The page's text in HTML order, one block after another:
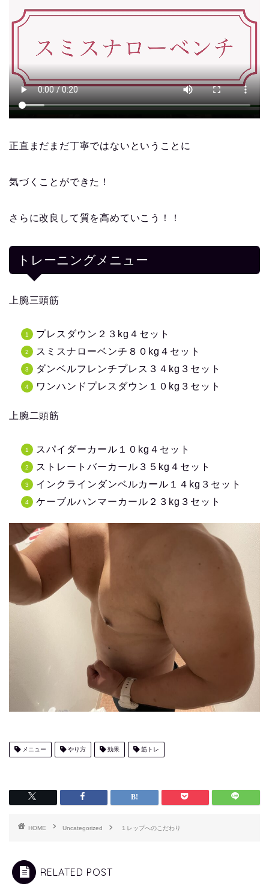
正直まだまだ丁寧ではないということに
気づくことができた！
さらに改良して質を高めていこう！！
トレーニングメニュー
上腕三頭筋
プレスダウン２３kg４セット
スミスナローベンチ８０kg４セット
ダンベルフレンチプレス３４kg３セット
ワンハンドプレスダウン１０kg３セット
上腕二頭筋
スパイダーカール１０kg４セット
ストレートバーカール３５kg４セット
インクラインダンベルカール１４kg３セット
ケーブルハンマーカール２３kg３セット
メニュー やり方 効果 筋トレ
HOME Uncategorized １レップへのこだわり
RELATED POST